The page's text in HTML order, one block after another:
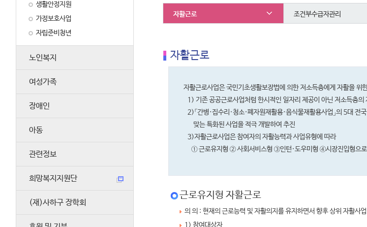
생활안정지원
가정보호사업
자립준비청년
노인복지
여성가족
장애인
아동
관련정보
희망복지지원단
(재)사하구 장학회
자활근로 조건부수급자관리
자활근로
자활근로사업은 국민기초생활보장법에 의한 저소득층에게 자활을 위
1) 기존 공공근로사업처럼 한시적인 일자리 제공이 아닌 저소득층
2)「간병·집수리·청소·폐자원재활용·음식물재활용사업」의 5대
맞는 특화된 사업을 적극 개발하여 추진
3)자활근로사업은 참여자의 자활능력과 사업유형에 따라
① 근로유지형 ② 사회서비스형 ③인턴·도우미형 ④시장진입형으로
근로유지형 자활근로
의 의 : 현재의 근로능력 및 자활의지를 유지하면서 향후 상위 자활사
1) 참여대상자